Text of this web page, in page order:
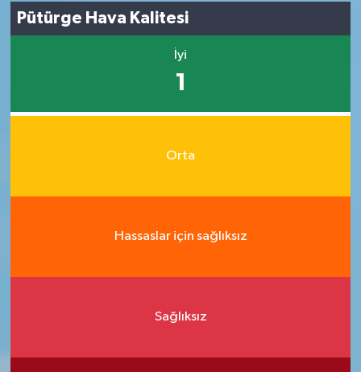
Pütürge Hava Kalitesi
İyi
1
Orta
Hassaslar için sağlıksız
Sağlıksız